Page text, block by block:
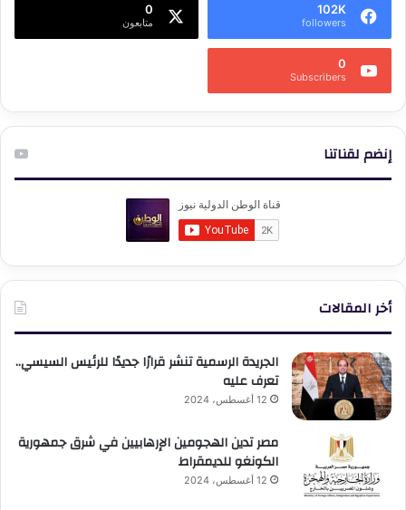
102K
followers
0
متابعون
0
Subscribers
إنضم لقناتنا
أخر المقالات
الجريدة الرسمية تنشر قرارًا جديدًا للرئيس السيسي..
تعرف عليه
12 أغسطس، 2024
مصر تدين الهجومين الإرهابيين في شرق جمهورية
الكونغو للديمقراط
12 أغسطس، 2024